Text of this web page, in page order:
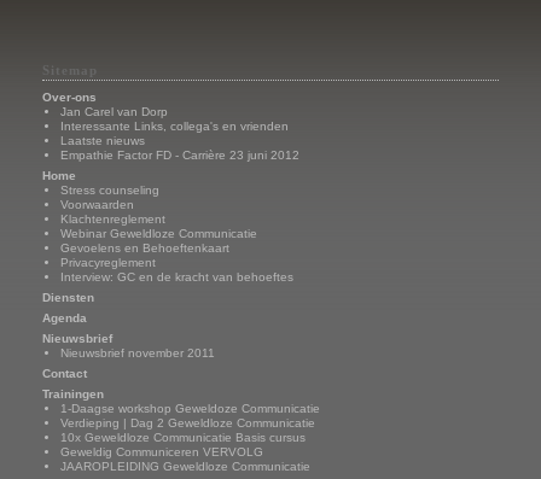
Sitemap
Over-ons
Jan Carel van Dorp
Interessante Links, collega's en vrienden
Laatste nieuws
Empathie Factor FD - Carrière 23 juni 2012
Home
Stress counseling
Voorwaarden
Klachtenreglement
Webinar Geweldloze Communicatie
Gevoelens en Behoeftenkaart
Privacyreglement
Interview: GC en de kracht van behoeftes
Diensten
Agenda
Nieuwsbrief
Nieuwsbrief november 2011
Contact
Trainingen
1-Daagse workshop Geweldoze Communicatie
Verdieping | Dag 2 Geweldloze Communicatie
10x Geweldloze Communicatie Basis cursus
Geweldig Communiceren VERVOLG
JAAROPLEIDING Geweldloze Communicatie